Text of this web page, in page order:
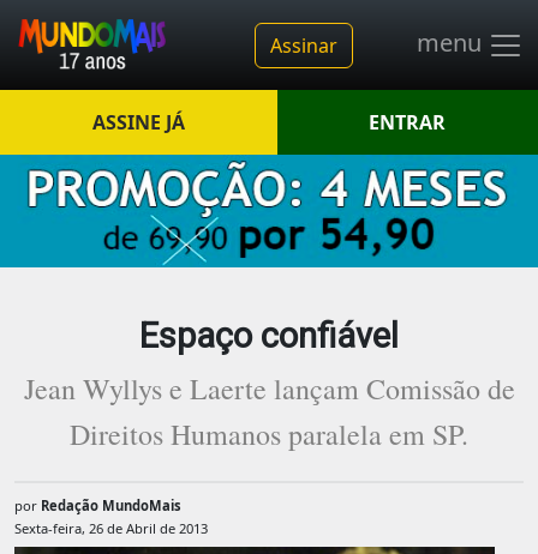
Assinar menu
ASSINE JÁ ENTRAR
Espaço confiável
Jean Wyllys e Laerte lançam Comissão de
Direitos Humanos paralela em SP.
por Redação MundoMais
Sexta-feira, 26 de Abril de 2013